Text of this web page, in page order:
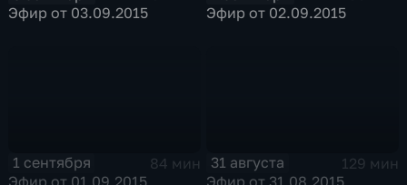
Эфир от 03.09.2015
Эфир от 02.09.2015
1 сентября
84 мин
Эфир от 01.09.2015
31 августа
129 мин
Эфир от 31.08.2015